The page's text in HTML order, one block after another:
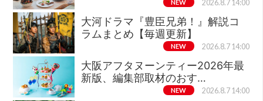
NEW 2026.8.7 14:00
大河ドラマ『豊臣兄弟！』解説コ
ラムまとめ【毎週更新】
NEW 2026.8.7 14:00
大阪アフタヌーンティー2026年最
新版、編集部取材のおす…
NEW 2026.8.7 14:00